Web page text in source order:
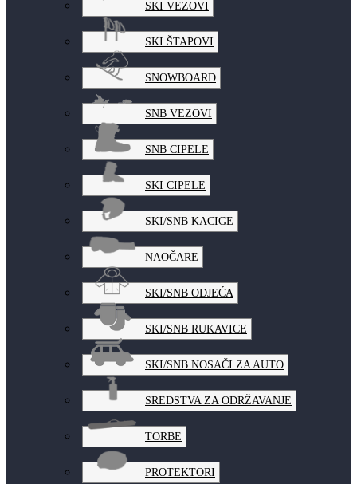
SKI VEZOVI
SKI ŠTAPOVI
SNOWBOARD
SNB VEZOVI
SNB CIPELE
SKI CIPELE
SKI/SNB KACIGE
NAOČARE
SKI/SNB ODJEĆA
SKI/SNB RUKAVICE
SKI/SNB NOSAČI ZA AUTO
SREDSTVA ZA ODRŽAVANJE
TORBE
PROTEKTORI